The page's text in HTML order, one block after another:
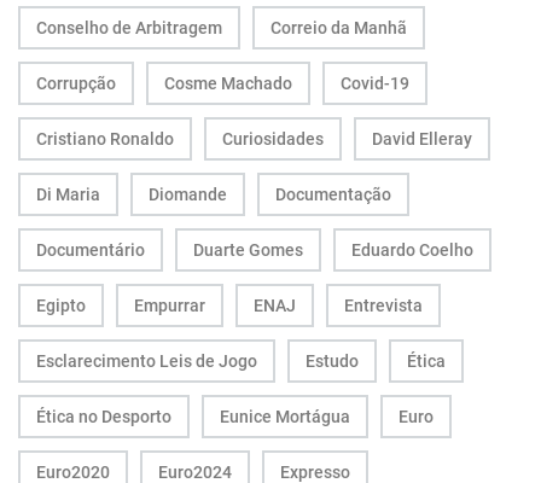
Conselho de Arbitragem Correio da Manhã
Corrupção Cosme Machado Covid-19
Cristiano Ronaldo Curiosidades David Elleray
Di Maria Diomande Documentação
Documentário Duarte Gomes Eduardo Coelho
Egipto Empurrar ENAJ Entrevista
Esclarecimento Leis de Jogo Estudo Ética
Ética no Desporto Eunice Mortágua Euro
Euro2020 Euro2024 Expresso